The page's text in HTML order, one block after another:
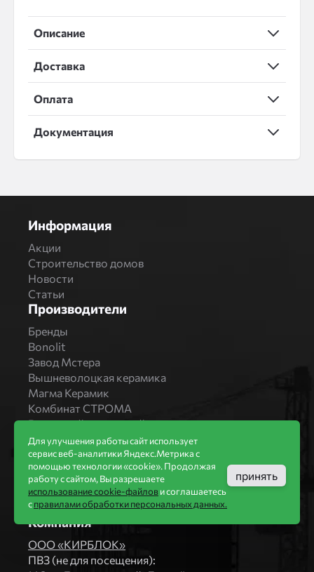
Описание
Доставка
Оплата
Документация
Информация
Акции
Строительство домов
Новости
Статьи
Производители
Бренды
Bonolit
Завод Мстера
Вышневолоцкая керамика
Магма Керамик
Комбинат СТРОМА
Вяземский кирпичный завод
Продукция
Каталог
Блоки Bonolit
Строительный кирпич
Облицовочный кирпич
Компания
ООО «КИРБЛОК»
ПВЗ (не для посещения):
Для улучшения работы сайт использует
сервис веб-аналитики Яндекс.Метрика с
помощью технологии «cookie». Продолжая
работу с сайтом, Вы разрешаете
использование cookie-файлови соглашаетесь
справилами обработки персональных данных.
принять